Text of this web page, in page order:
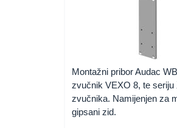
Montažni pribor Audac
zvučnik VEXO 8, te seriju
zvučnika. Namijenjen za
gipsani zid.